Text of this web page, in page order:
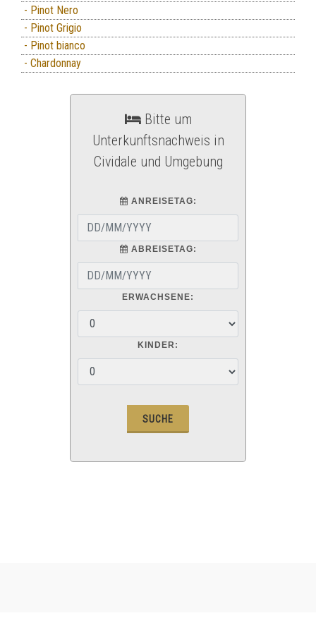
- Pinot Nero
- Pinot Grigio
- Pinot bianco
- Chardonnay
Bitte um
Unterkunftsnachweis in
Cividale und Umgebung
ANREISETAG:
ABREISETAG:
ERWACHSENE:
KINDER: